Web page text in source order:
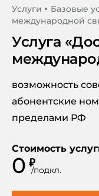
Услуги Базовые
международной
Услуга «
возможность
абонентские
пределами РФ
Стоимость
0 ₽
/подкл.